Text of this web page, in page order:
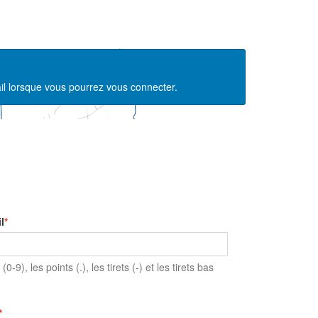
lorsque vous pourrez vous connecter.
9), les points (.), les tirets (-) et les tirets bas